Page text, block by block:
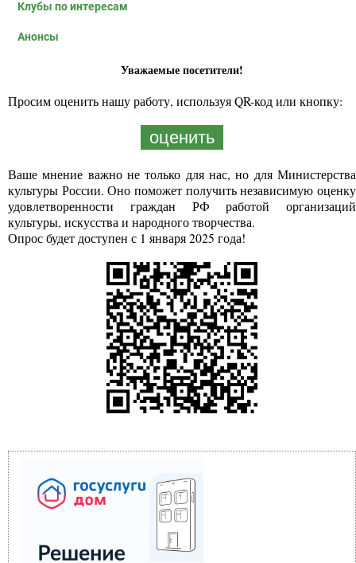
Клубы по интересам
Анонсы
Уважаемые посетители!
Просим оценить нашу работу, используя QR-код или кнопку:
оценить
Ваше мнение важно не только для нас, но для Министерства
культуры России. Оно поможет получить независимую оценку
удовлетворенности граждан РФ работой организаций
культуры, искусства и народного творчества.
Опрос будет доступен с 1 января 2025 года!